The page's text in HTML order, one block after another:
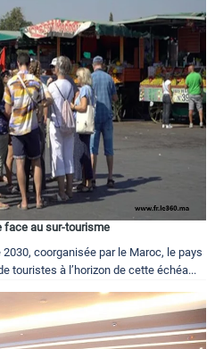
face au sur-tourisme
coorganisée par le Maroc, le pays
touristes à l’horizon de cette échéa...